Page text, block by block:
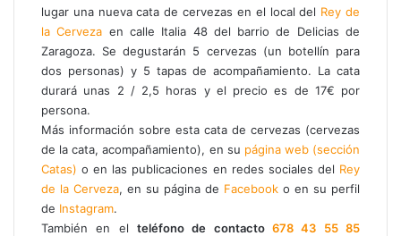
lugar una nueva cata de cervezas en el local del Rey de
la Cerveza en calle Italia 48 del barrio de Delicias de
Zaragoza. Se degustarán 5 cervezas (un botellín para
dos personas) y 5 tapas de acompañamiento. La cata
durará unas 2 / 2,5 horas y el precio es de 17€ por
persona.
Más información sobre esta cata de cervezas (cervezas
de la cata, acompañamiento), en su página web (sección
Catas) o en las publicaciones en redes sociales del Rey
de la Cerveza, en su página de Facebook o en su perfil
de Instagram.
También en el teléfono de contacto 678 43 55 85